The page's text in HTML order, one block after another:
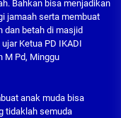
Bahkan bisa menjadikan
jamaah serta membuat
dan betah di masjid
Ketua PD IKADI
M Pd, Minggu
anak muda bisa
tidaklah semuda